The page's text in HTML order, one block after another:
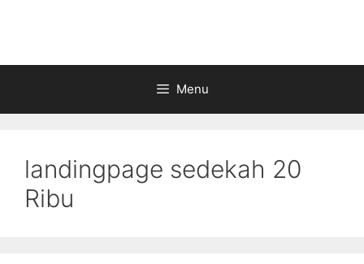
Menu
landingpage sedekah 20
Ribu